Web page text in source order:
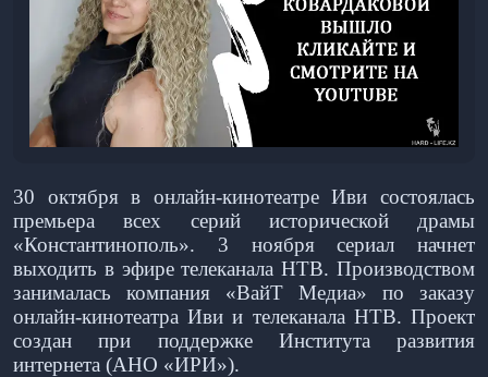
30 октября в онлайн-кинотеатре Иви состоялась
премьера всех серий исторической драмы
«Константинополь». 3 ноября сериал начнет
выходить в эфире телеканала НТВ. Производством
занималась компания «ВайТ Медиа» по заказу
онлайн-кинотеатра Иви и телеканала НТВ. Проект
создан при поддержке Института развития
интернета (АНО «ИРИ»).